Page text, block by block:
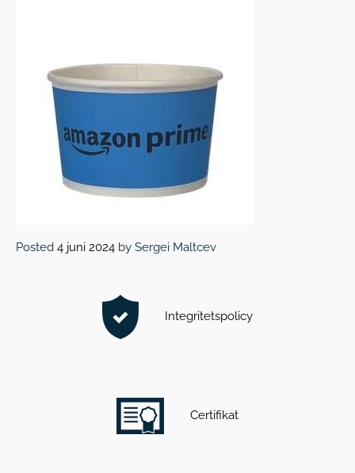
Posted 4 juni 2024 by Sergei Maltcev
Integritetspolicy
Certifikat